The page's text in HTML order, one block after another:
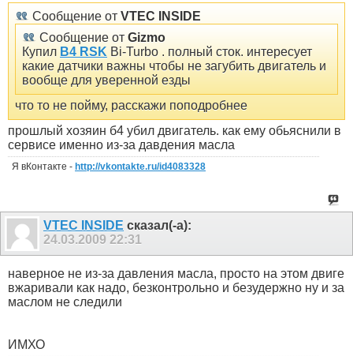
Сообщение от VTEC INSIDE
Сообщение от Gizmo
Купил B4 RSK Bi-Turbo . полный сток. интересует
какие датчики важны чтобы не загубить двигатель и
вообще для уверенной езды
что то не пойму, расскажи поподробнее
прошлый хозяин б4 убил двигатель. как ему обьяснили в
сервисе именно из-за давдения масла
Я вКонтакте - http://vkontakte.ru/id4083328
VTEC INSIDE сказал(-а):
24.03.2009 22:31
наверное не из-за давления масла, просто на этом двиге
вжаривали как надо, безконтрольно и безудержно ну и за
маслом не следили
ИМХО